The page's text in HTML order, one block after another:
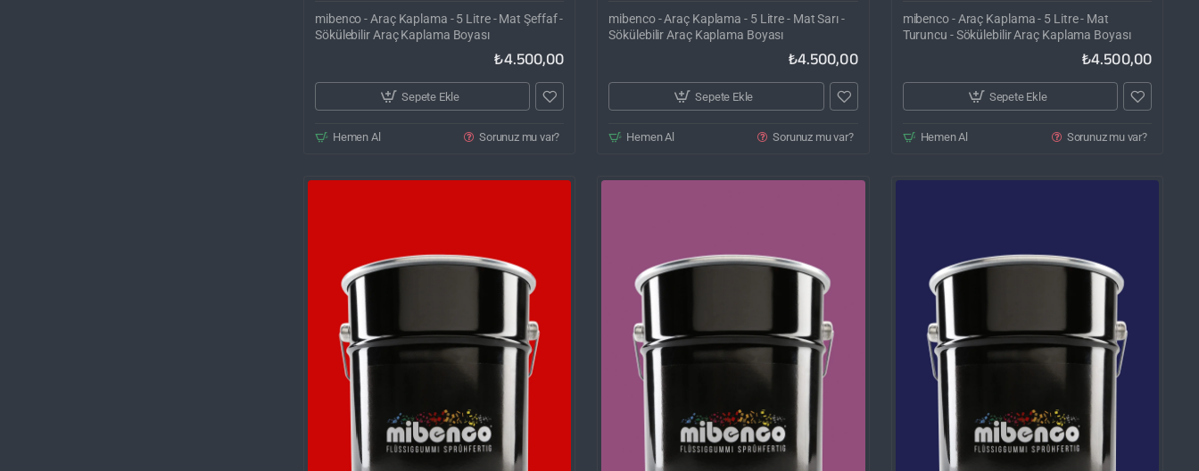
mibenco - Araç Kaplama - 5 Litre - Mat Şeffaf -
Sökülebilir Araç Kaplama Boyası
₺4.500,00
Sepete Ekle
Hemen Al Sorunuz mu var?
mibenco - Araç Kaplama - 5 Litre - Mat Sarı -
Sökülebilir Araç Kaplama Boyası
₺4.500,00
Sepete Ekle
Hemen Al Sorunuz mu var?
mibenco - Araç Kaplama - 5 Litre - Mat
Turuncu - Sökülebilir Araç Kaplama Boyası
₺4.500,00
Sepete Ekle
Hemen Al Sorunuz mu var?